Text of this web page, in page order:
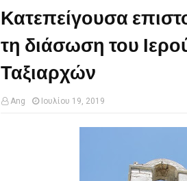
Κατεπείγουσα
τη διάσωση του
Ταξιαρχών
Ang Ιουλίου 19, 2019